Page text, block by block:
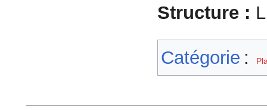
Structure :
Catégorie :